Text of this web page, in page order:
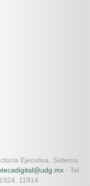
Ejecutiva. Sistema
- Tel.
11914